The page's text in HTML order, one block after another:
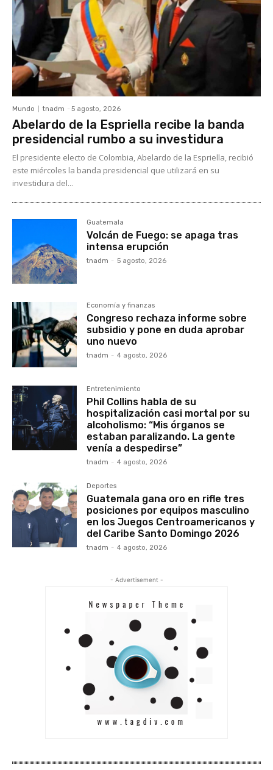
Mundo tnadm - 5 agosto, 2026
Abelardo de la Espriella recibe la banda
presidencial rumbo a su investidura
El presidente electo de Colombia, Abelardo de la Espriella, recibió
este miércoles la banda presidencial que utilizará en su
investidura del...
Guatemala
Volcán de Fuego: se apaga tras
intensa erupción
tnadm - 5 agosto, 2026
Economía y finanzas
Congreso rechaza informe sobre
subsidio y pone en duda aprobar
uno nuevo
tnadm - 4 agosto, 2026
Entretenimiento
Phil Collins habla de su
hospitalización casi mortal por su
alcoholismo: “Mis órganos se
estaban paralizando. La gente
venía a despedirse”
tnadm - 4 agosto, 2026
Deportes
Guatemala gana oro en rifle tres
posiciones por equipos masculino
en los Juegos Centroamericanos y
del Caribe Santo Domingo 2026
tnadm - 4 agosto, 2026
- Advertisement -